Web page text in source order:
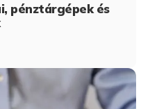
pénztárgépek és